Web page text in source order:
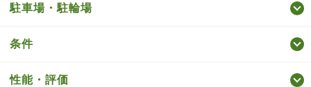
駐車場・駐輪場
条件
性能・評価